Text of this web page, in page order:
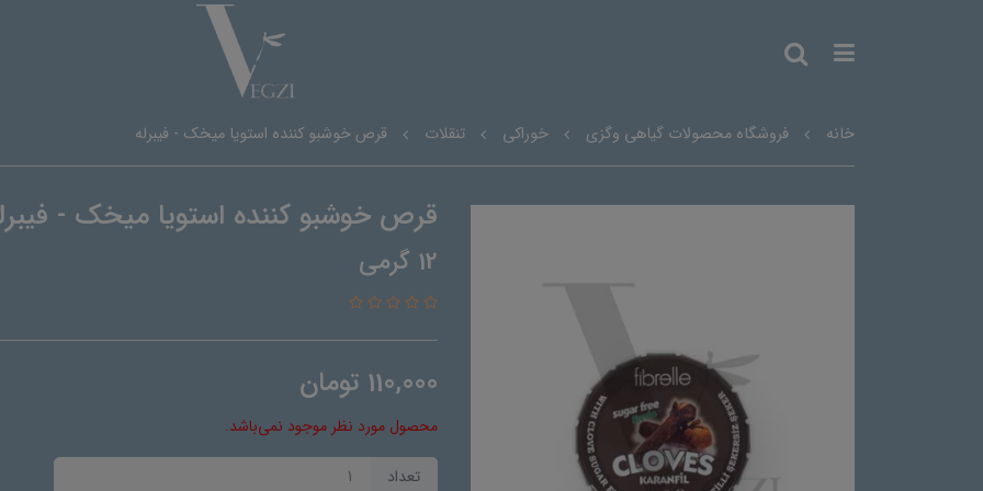
خانه فروشگاه محصولات گیاهی وگزی خوراکی تنقلات قرص خوشبو کننده استویا میخک - فیبرله
قرص خوشبو کننده استویا میخک -
12 گرمی
110,000 تومان
محصول مورد نظر موجود نمی‌باشد.
تعداد